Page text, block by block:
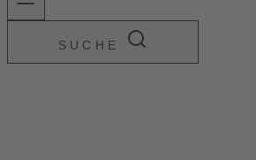
SUCHE